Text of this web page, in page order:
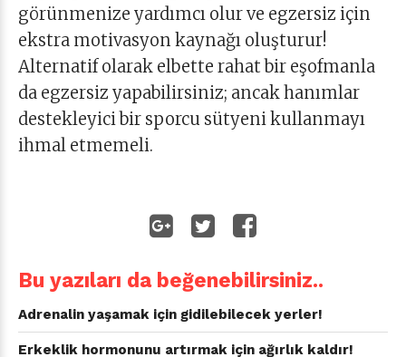
görünmenize yardımcı olur ve egzersiz için
ekstra motivasyon kaynağı oluşturur!
Alternatif olarak elbette rahat bir eşofmanla
da egzersiz yapabilirsiniz; ancak hanımlar
destekleyici bir sporcu sütyeni kullanmayı
ihmal etmemeli.
Bu yazıları da beğenebilirsiniz..
Adrenalin yaşamak için gidilebilecek yerler!
Erkeklik hormonunu artırmak için ağırlık kaldır!